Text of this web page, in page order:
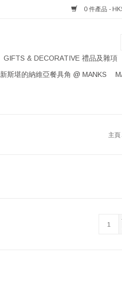
0 件產品 -
GIFTS & DECORATIVE 禮品及雜項
新斯堪的納維亞餐具角 @ MANKS
主頁